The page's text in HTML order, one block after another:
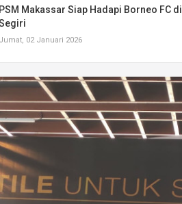
PSM Makassar Siap Hadapi Borneo FC di
Jumat, 02 Januari 2026